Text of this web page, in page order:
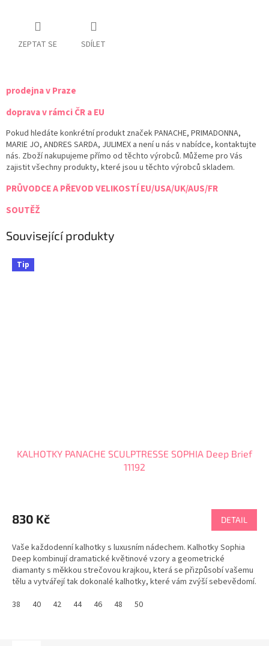
ZEPTAT SE SDÍLET
prodejna v Praze
doprava v rámci ČR a EU
Pokud hledáte konkrétní produkt značek PANACHE, PRIMADONNA,
MARIE JO, ANDRES SARDA, JULIMEX a není u nás v nabídce, kontaktujte
nás. Zboží nakupujeme přímo od těchto výrobců. Můžeme pro Vás
zajistit všechny produkty, které jsou u těchto výrobců skladem.
PRŮVODCE A PŘEVOD VELIKOSTÍ EU/USA/UK/AUS/FR
SOUTĚŽ
Související produkty
Tip
KALHOTKY PANACHE SCULPTRESSE SOPHIA Deep Brief
11192
830 Kč DETAIL
Vaše každodenní kalhotky s luxusním nádechem. Kalhotky Sophia
Deep kombinují dramatické květinové vzory a geometrické
diamanty s měkkou strečovou krajkou, která se přizpůsobí vašemu
tělu a vytvářejí tak dokonalé kalhotky, které vám zvýší sebevědomí.
38
40 42 44 46 48 50